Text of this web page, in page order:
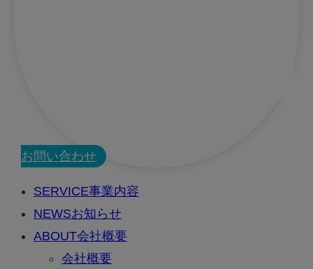
お問い合わせ
SERVICE事業内容
NEWSお知らせ
ABOUT会社概要
会社概要